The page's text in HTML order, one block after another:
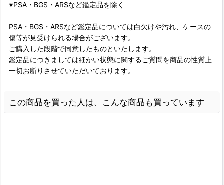
※PSA・BGS・ARSなど鑑定品を除く
PSA・BGS・ARSなど鑑定品については白欠けや汚れ、ケースの
傷等が見受けられる場合がございます。
ご購入した段階で同意したものといたします。
鑑定品につきましては細かい状態に関するご質問を商品の性質上
一切お断りさせていただいております。
この商品を買った人は、こんな商品も買っています